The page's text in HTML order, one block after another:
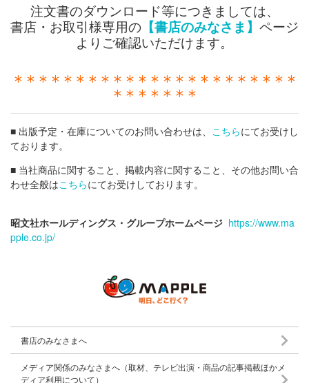
注文書のダウンロード等につきましては、
書店・お取引様専用の 【書店のみなさま】 ページ
よりご確認いただけます。
＊＊＊＊＊＊＊＊＊＊＊＊＊＊＊＊＊＊＊＊＊＊＊
＊＊＊＊＊＊＊
■ 出版予定・在庫についてのお問い合わせは、 こちらにてお受けし
ております。
■ 当社商品に関すること、掲載内容に関すること、その他お問い合
わせ全般はこちらにてお受けしております。
昭文社ホールディングス・グループホームページ https://www.ma
pple.co.jp/
書店のみなさまへ
メディア関係のみなさまへ（取材、テレビ出演・商品の記事掲載ほかメ
ディア利用について）